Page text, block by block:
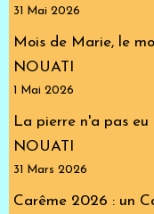
31 Mai 2026
Mois de Marie, le
NOUATI
1 Mai 2026
La pierre n'a pas
NOUATI
31 Mars 2026
Carême 2026 : un